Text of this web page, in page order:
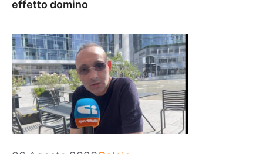
effetto domino